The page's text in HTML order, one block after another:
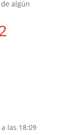
algún
las 18:09